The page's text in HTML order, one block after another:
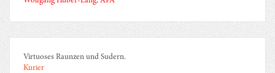
Virtuoses Raunzen und Sudern.
Kurier